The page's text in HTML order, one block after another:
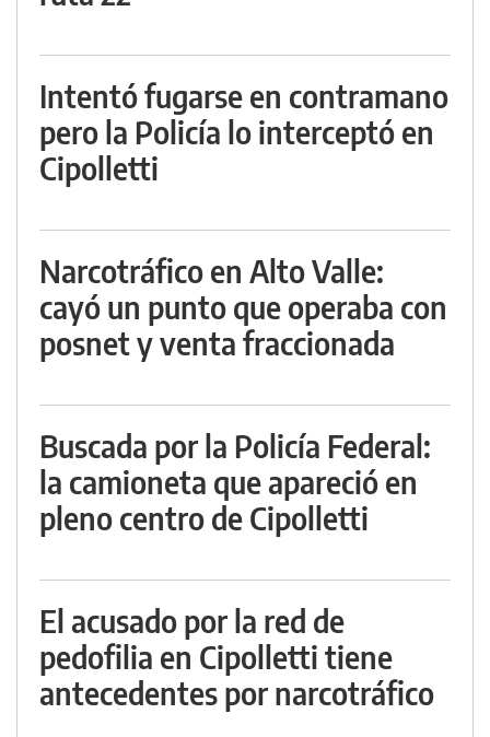
Intentó fugarse en contramano
pero la Policía lo interceptó en
Cipolletti
Narcotráfico en Alto Valle:
cayó un punto que operaba con
posnet y venta fraccionada
Buscada por la Policía Federal:
la camioneta que apareció en
pleno centro de Cipolletti
El acusado por la red de
pedofilia en Cipolletti tiene
antecedentes por narcotráfico